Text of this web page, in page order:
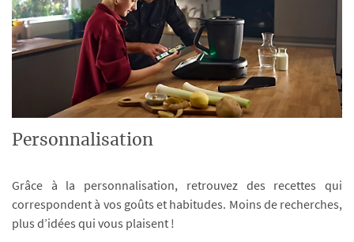
Personnalisation
Grâce à la personnalisation, retrouvez des recettes qui
correspondent à vos goûts et habitudes. Moins de recherches,
plus d’idées qui vous plaisent !